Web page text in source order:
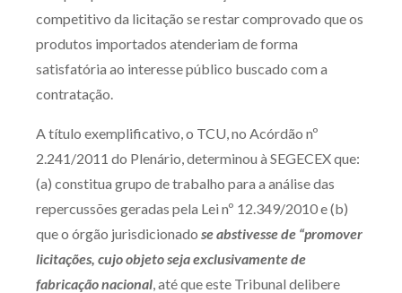
competitivo da licitação se restar comprovado que os
produtos importados atenderiam de forma
satisfatória ao interesse público buscado com a
contratação.
A título exemplificativo, o TCU, no Acórdão nº
2.241/2011 do Plenário, determinou à SEGECEX que:
(a) constitua grupo de trabalho para a análise das
repercussões geradas pela Lei nº 12.349/2010 e (b)
que o órgão jurisdicionado se abstivesse de “promover
licitações, cujo objeto seja exclusivamente de
fabricação nacional, até que este Tribunal delibere